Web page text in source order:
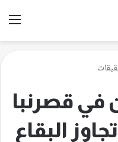
في قصرنبا
البقاع